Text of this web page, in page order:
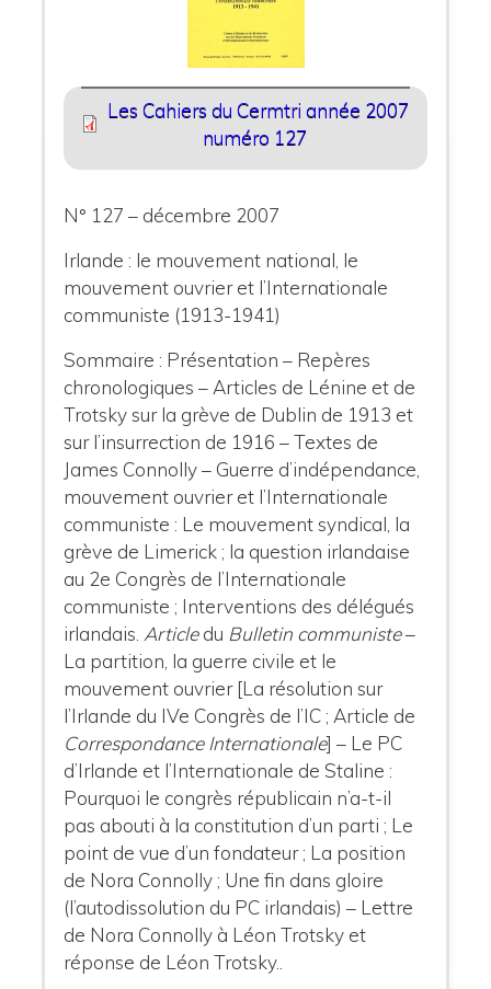
Les Cahiers du Cermtri année 2007
numéro 127
N° 127 – décembre 2007
Irlande : le mouvement national, le
mouvement ouvrier et l’Internationale
communiste (1913-1941)
Sommaire : Présentation – Repères
chronologiques – Articles de Lénine et de
Trotsky sur la grève de Dublin de 1913 et
sur l’insurrection de 1916 – Textes de
James Connolly – Guerre d’indépendance,
mouvement ouvrier et l’Internationale
communiste : Le mouvement syndical, la
grève de Limerick ; la question irlandaise
au 2e Congrès de l’Internationale
communiste ; Interventions des délégués
irlandais. Articledu Bulletin communiste–
La partition, la guerre civile et le
mouvement ouvrier [La résolution sur
l’Irlande du IVe Congrès de l’IC ; Article de
Correspondance Internationale] – Le PC
d’Irlande et l’Internationale de Staline :
Pourquoi le congrès républicain n’a-t-il
pas abouti à la constitution d’un parti ; Le
point de vue d’un fondateur ; La position
de Nora Connolly ; Une fin dans gloire
(l’autodissolution du PC irlandais) – Lettre
de Nora Connolly à Léon Trotsky et
réponse de Léon Trotsky..